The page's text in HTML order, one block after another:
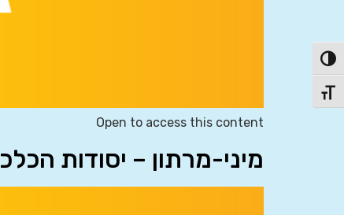
הפעל/כבה ניגודיות גבוהה
מתג גודל גופן
Open to access this content
מיני-מרתון – יסודות